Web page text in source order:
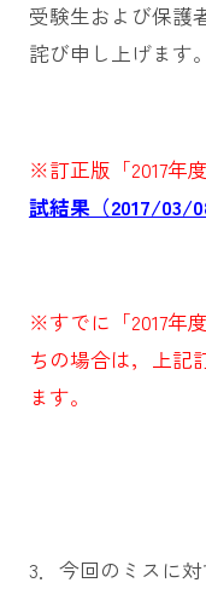
受験生および保護
詫び申し上げます。
※訂正版「2017年
試結果（2017/03/
※すでに「2017年
ちの場合は，上記
ます。
3．今回のミスに